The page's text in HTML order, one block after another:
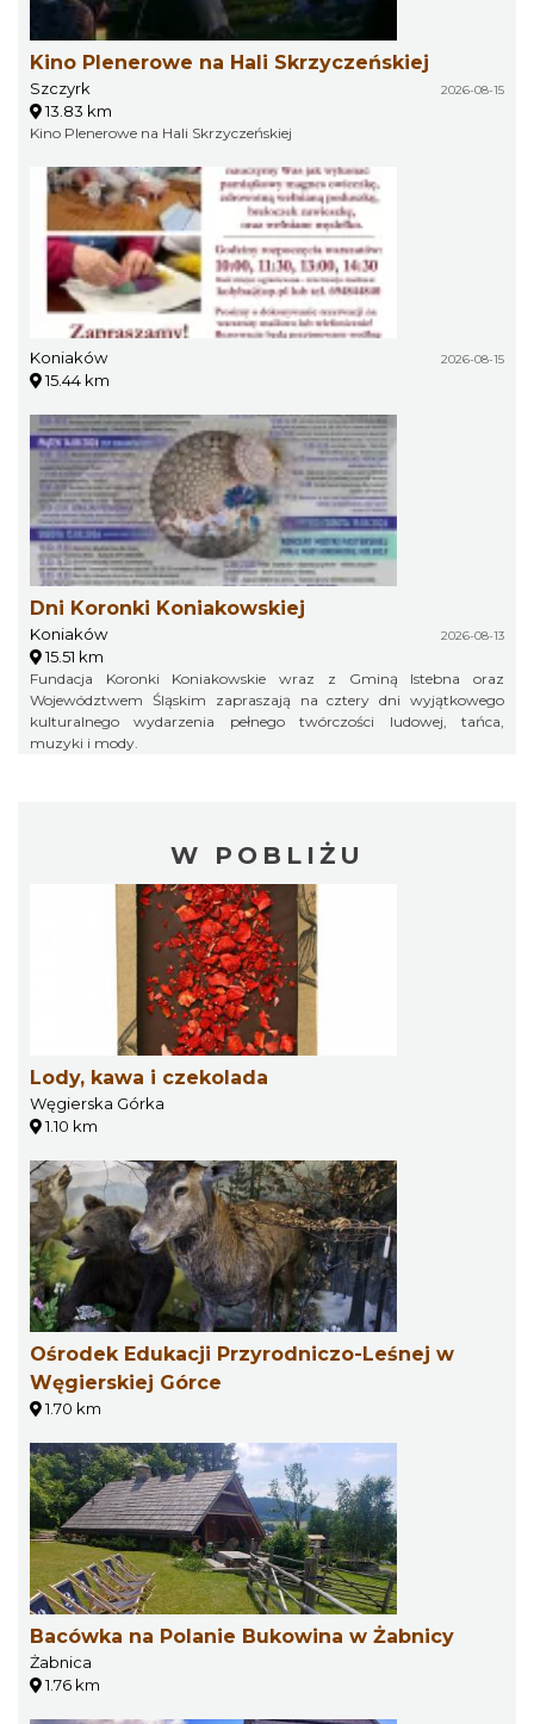
Kino Plenerowe na Hali Skrzyczeńskiej
Szczyrk 2026-08-15
13.83 km
Kino Plenerowe na Hali Skrzyczeńskiej
Koniaków 2026-08-15
15.44 km
Dni Koronki Koniakowskiej
Koniaków 2026-08-13
15.51 km
Fundacja Koronki Koniakowskie wraz z Gminą Istebna oraz
Województwem Śląskim zapraszają na cztery dni wyjątkowego
kulturalnego wydarzenia pełnego twórczości ludowej, tańca,
muzyki i mody.
W POBLIŻU
Lody, kawa i czekolada
Węgierska Górka
1.10 km
Ośrodek Edukacji Przyrodniczo-Leśnej w
Węgierskiej Górce
1.70 km
Bacówka na Polanie Bukowina w Żabnicy
Żabnica
1.76 km